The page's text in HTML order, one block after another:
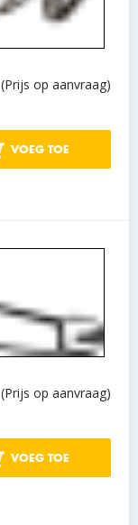
(Prijs op aanvraag)
VOEG TOE
(Prijs op aanvraag)
VOEG TOE